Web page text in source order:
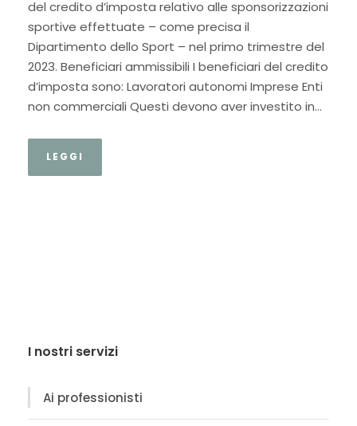
del credito d’imposta relativo alle sponsorizzazioni
sportive effettuate – come precisa il
Dipartimento dello Sport – nel primo trimestre del
2023. Beneficiari ammissibili I beneficiari del credito
d’imposta sono: Lavoratori autonomi Imprese Enti
non commerciali Questi devono aver investito in...
LEGGI
I nostri servizi
Ai professionisti